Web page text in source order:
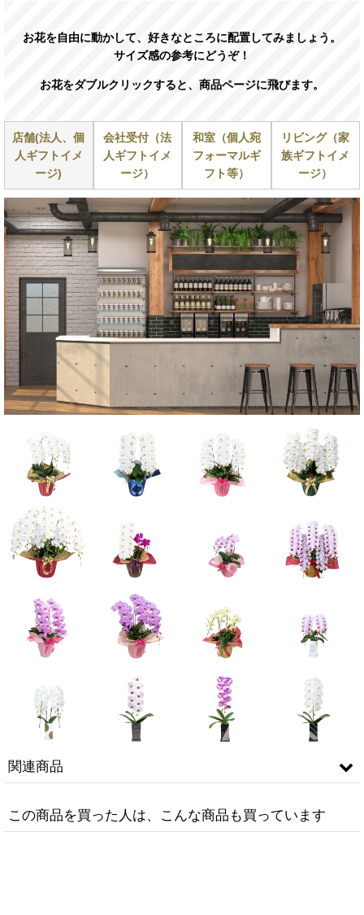
お花を自由に動かして、好きなところに配置してみましょう。
サイズ感の参考にどうぞ！
お花をダブルクリックすると、商品ページに飛びます。
店舗(法人、個
人ギフトイメ
ージ)
会社受付（法
人ギフトイメ
ージ）
和室（個人宛
フォーマルギ
フト等）
リビング（家
族ギフトイメ
ージ）
関連商品
この商品を買った人は、こんな商品も買っています